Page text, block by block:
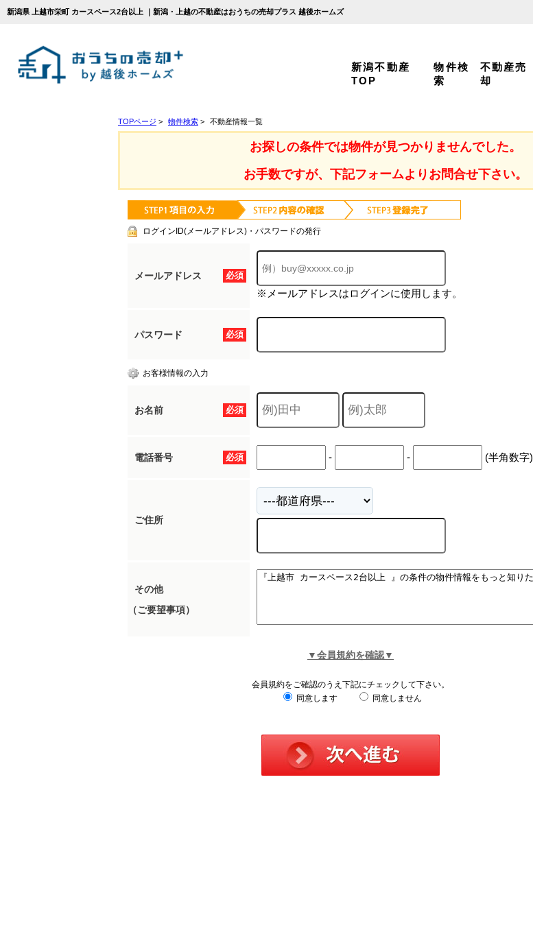
新潟県 上越市栄町 カースペース2台以上 ｜新潟・上越の不動産はおうちの売却プラス 越後ホームズ
新潟不動産
TOP
物件検
索
不動産売
却
TOPページ > 物件検索 > 不動産情報一覧
お探しの条件では物件が見つかりませんでした。
お手数ですが、下記フォームよりお問合せ下さい。
ログインID(メールアドレス)・パスワードの発行
必須
メールアドレス
※メールアドレスはログインに使用します。
必須
パスワード
お客様情報の入力
必須
お名前
必須
電話番号 - - (半角数字)
ご住所
その他
（ご要望事項）
▼会員規約を確認▼
会員規約をご確認のうえ下記にチェックして下さい。
同意します
同意しません